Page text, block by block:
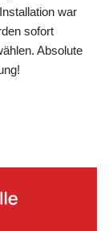
war
sofort
Absolute